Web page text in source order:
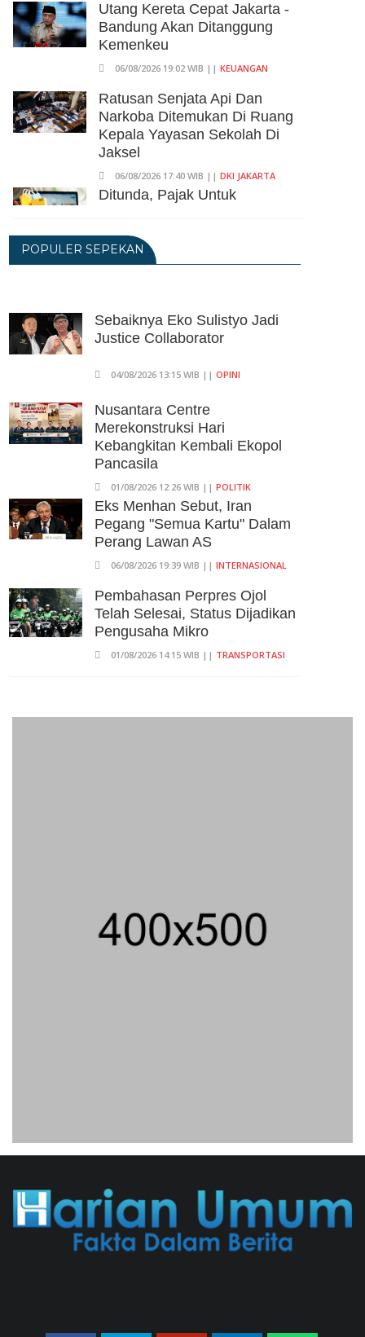
Utang Kereta Cepat Jakarta -
Bandung Akan Ditanggung
Kemenkeu
06/08/2026 19:02 WIB || KEUANGAN
Ratusan Senjata Api Dan
Narkoba Ditemukan Di Ruang
Kepala Yayasan Sekolah Di
Jaksel
06/08/2026 17:40 WIB || DKI JAKARTA
Ditunda, Pajak Untuk
06/08/2026 14:23 WIB ||
Rugi Rp 206 Juta
06/08/2026 12:28 WIB ||HUKUM
KPK Ungkap Pejabat
Dollar Singapura Dari Bupati
Kuansing
05/08/2026 20:37 WIB ||HUKUM
POPULER SEPEKAN
Sebaiknya Eko Sulistyo Jadi
Justice Collaborator
04/08/2026 13:15 WIB || OPINI
Nusantara Centre
Merekonstruksi Hari
Kebangkitan Kembali Ekopol
Pancasila
01/08/2026 12:26 WIB || POLITIK
Eks Menhan Sebut, Iran
Pegang "Semua Kartu" Dalam
Perang Lawan AS
06/08/2026 19:39 WIB || INTERNASIONAL
Pembahasan Perpres Ojol
Telah Selesai, Status Dijadikan
Pengusaha Mikro
01/08/2026 14:15 WIB || TRANSPORTASI
Rugi Rp 206 Juta
Merdeka Barat
04/08/2026 22:54 WIB ||MAKRO/MIKRO
Analis: Pembalasan Iran Jika
Infrastruktur Energinya
Ekonomi Global
01/08/2026 22:09 WIB ||DKI JAKARTA